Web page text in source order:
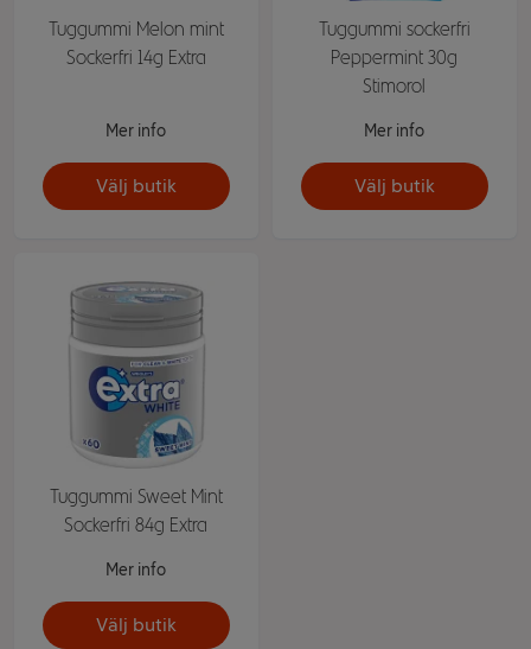
Tuggummi Melon mint
Sockerfri 14g Extra
Mer info
Välj butik
Tuggummi sockerfri
Peppermint 30g
Stimorol
Mer info
Välj butik
Tuggummi Sweet Mint
Sockerfri 84g Extra
Mer info
Välj butik